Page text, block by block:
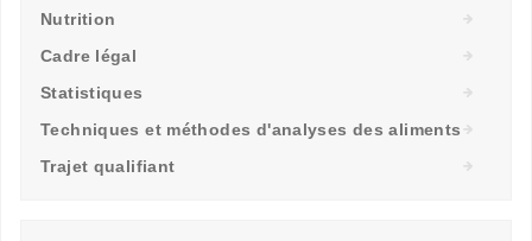
Nutrition
Cadre légal
Statistiques
Techniques et méthodes d'analyses des aliments
Trajet qualifiant